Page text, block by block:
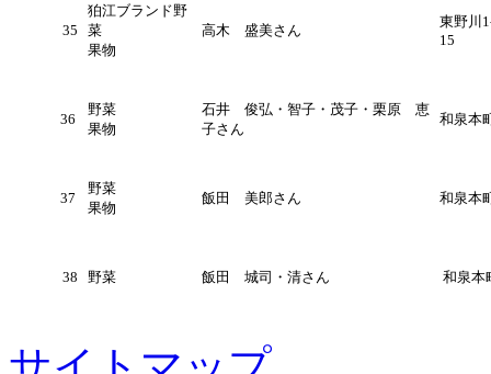
35
狛江ブランド野
菜
果物
高木 盛美さん
東野川
15
36
野菜
果物
石井 俊弘・智子・茂子・栗原 恵
子さん
和泉本
37
野菜
果物
飯田 美郎さん 和泉本
38 野菜 飯田 城司・清さん 和泉本